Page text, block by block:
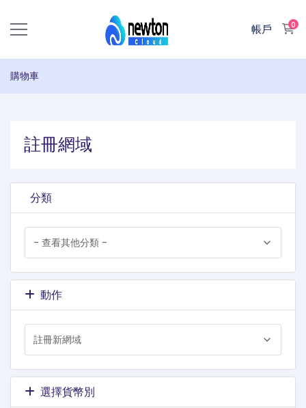
帳戶 0
購物車
註冊網域
分類
動作
選擇貨幣別